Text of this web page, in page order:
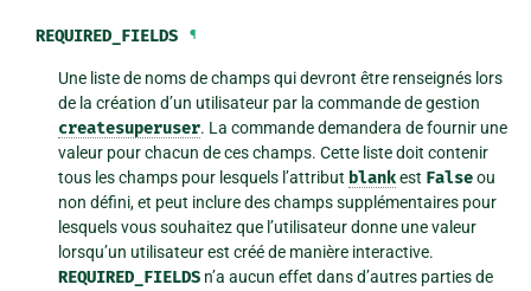
REQUIRED_FIELDS ¶
Une liste de noms de champs qui devront être renseignés lors
de la création d’un utilisateur par la commande de gestion
createsuperuser. La commande demandera de fournir une
valeur pour chacun de ces champs. Cette liste doit contenir
tous les champs pour lesquels l’attribut blankest Falseou
non défini, et peut inclure des champs supplémentaires pour
lesquels vous souhaitez que l’utilisateur donne une valeur
lorsqu’un utilisateur est créé de manière interactive.
REQUIRED_FIELDS n’a aucun effet dans d’autres parties de